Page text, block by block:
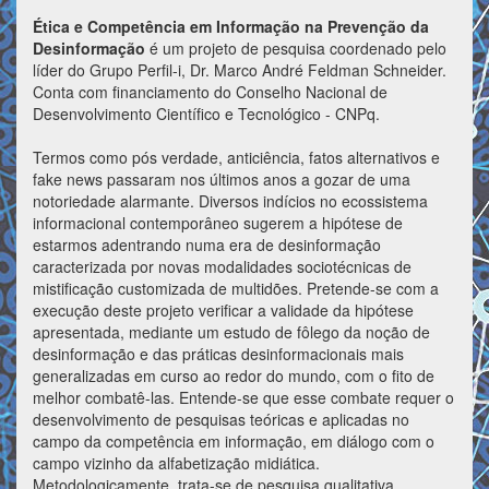
Ética e Competência em Informação na Prevenção da
Desinformação é um projeto de pesquisa coordenado pelo
líder do Grupo Perfil-i, Dr. Marco André Feldman Schneider.
Conta com financiamento do Conselho Nacional de
Desenvolvimento Científico e Tecnológico - CNPq.
Termos como pós verdade, anticiência, fatos alternativos e
fake news passaram nos últimos anos a gozar de uma
notoriedade alarmante. Diversos indícios no ecossistema
informacional contemporâneo sugerem a hipótese de
estarmos adentrando numa era de desinformação
caracterizada por novas modalidades sociotécnicas de
mistificação customizada de multidões. Pretende-se com a
execução deste projeto verificar a validade da hipótese
apresentada, mediante um estudo de fôlego da noção de
desinformação e das práticas desinformacionais mais
generalizadas em curso ao redor do mundo, com o fito de
melhor combatê-las. Entende-se que esse combate requer o
desenvolvimento de pesquisas teóricas e aplicadas no
campo da competência em informação, em diálogo com o
campo vizinho da alfabetização midiática.
Metodologicamente, trata-se de pesquisa qualitativa,